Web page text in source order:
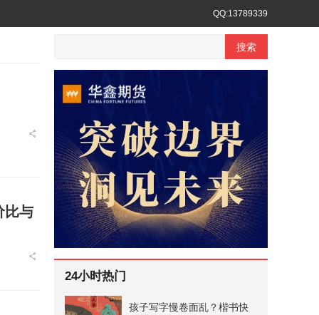
QQ:13789339
比与
搜索
24小时热门
孩子写字慢卷面乱？楷书快